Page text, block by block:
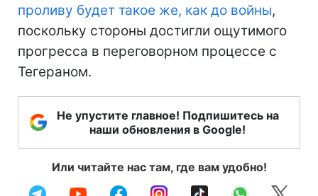
проливу будет такое же, как до войны,
поскольку стороны достигли ощутимого
прогресса в переговорном процессе с
Тегераном.
Не упустите главное! Подпишитесь на
наши обновления в Google!
Или читайте нас там, где вам удобно!